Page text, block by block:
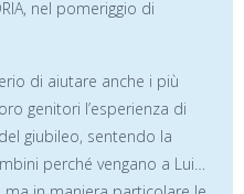
nel pomeriggio di
di aiutare anche i più
genitori l’esperienza di
giubileo, sentendo la
perché vengano a Lui…